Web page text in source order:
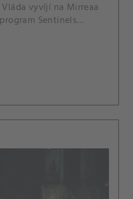
vyvíjí na Mirreaa
Sentinels